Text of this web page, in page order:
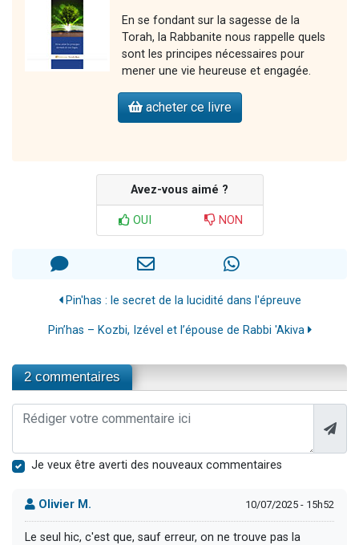
En se fondant sur la sagesse de la
Torah, la Rabbanite nous rappelle quels
sont les principes nécessaires pour
mener une vie heureuse et engagée.
acheter ce livre
Avez-vous aimé ?
OUI NON
Pin'has : le secret de la lucidité dans l'épreuve
Pin’has – Kozbi, Izével et l’épouse de Rabbi 'Akiva
2 commentaires
Je veux être averti des nouveaux commentaires
Olivier M. 10/07/2025 - 15h52
Le seul hic, c'est que, sauf erreur, on ne trouve pas la